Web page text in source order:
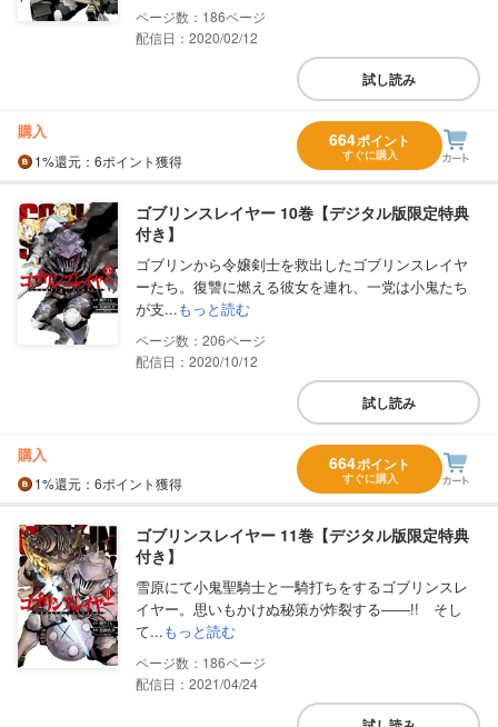
186
配信日：2020/02/12
試し読み
購入
1%還元 ：6ポイント獲得
664ポイント
すぐに購入
ゴブリンスレイヤー 10巻【デジタル版限定特典
付き】
ゴブリンから令嬢剣士を救出したゴブリンスレイヤ
ーたち。復讐に燃える彼女を連れ、一党は小鬼たち
が支...もっと読む
206
配信日：2020/10/12
試し読み
購入
1%還元 ：6ポイント獲得
664ポイント
すぐに購入
ゴブリンスレイヤー 11巻【デジタル版限定特典
付き】
雪原にて小鬼聖騎士と一騎打ちをするゴブリンスレ
イヤー。思いもかけぬ秘策が炸裂する――!! そし
て...もっと読む
186
配信日：2021/04/24